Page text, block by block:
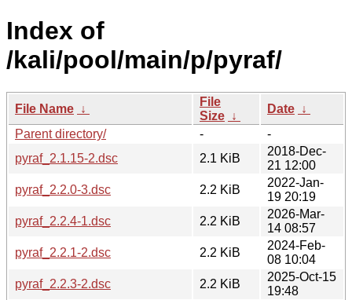
Index of
/kali/pool/main/p/pyraf/
File Name ↓
File
Size ↓
Date ↓
Parent directory/
-
-
pyraf_2.1.15-2.dsc
2.1 KiB
2018-Dec-
21 12:00
pyraf_2.2.0-3.dsc
2.2 KiB
2022-Jan-
19 20:19
pyraf_2.2.4-1.dsc
2.2 KiB
2026-Mar-
14 08:57
pyraf_2.2.1-2.dsc
2.2 KiB
2024-Feb-
08 10:04
pyraf_2.2.3-2.dsc
2.2 KiB
2025-Oct-15
19:48